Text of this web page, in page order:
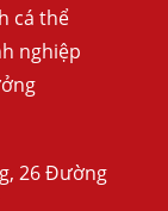
cá thể
nghiệp
26 Đường